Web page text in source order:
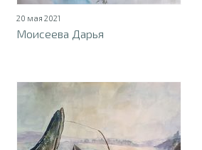
20 мая 2021
Моисеева Дарья